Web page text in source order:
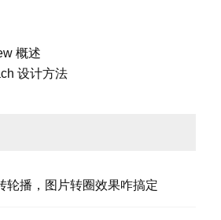
概述
设计方法
轮播，图片转圈效果咋搞定